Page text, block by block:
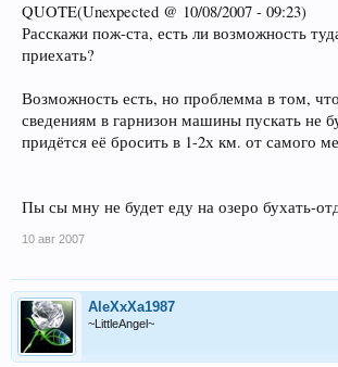
QUOTE(Unexpected @ 10/08/2007 - 09:23)
Расскажи пож-ста, есть ли возможность
приехать?
Возможность есть, но проблемма в том,
сведениям в гарнизон машины пускать не
придётся её бросить в 1-2х км. от самого
Пы сы мну не будет еду на озеро бухать-
10 авг 2007
AleXxXa1987
~LittleAngel~